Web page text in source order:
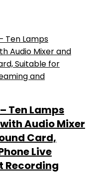
Ten Lamps
Audio Mixer
Card,
Live
Recording